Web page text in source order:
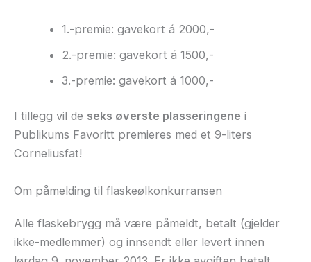
1.-premie: gavekort á 2000,-
2.-premie: gavekort á 1500,-
3.-premie: gavekort á 1000,-
I tillegg vil de seks øverste plasseringene i
Publikums Favoritt premieres med et 9-liters
Corneliusfat!
Om påmelding til flaskeølkonkurransen
Alle flaskebrygg må være påmeldt, betalt (gjelder
ikke-medlemmer) og innsendt eller levert innen